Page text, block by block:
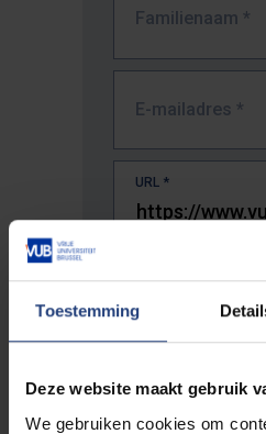
Toestemming
Deze website maakt gebruik
We gebruiken cookies om
Familienaam *
E-mailadres *
URL *
De volledige URL van de